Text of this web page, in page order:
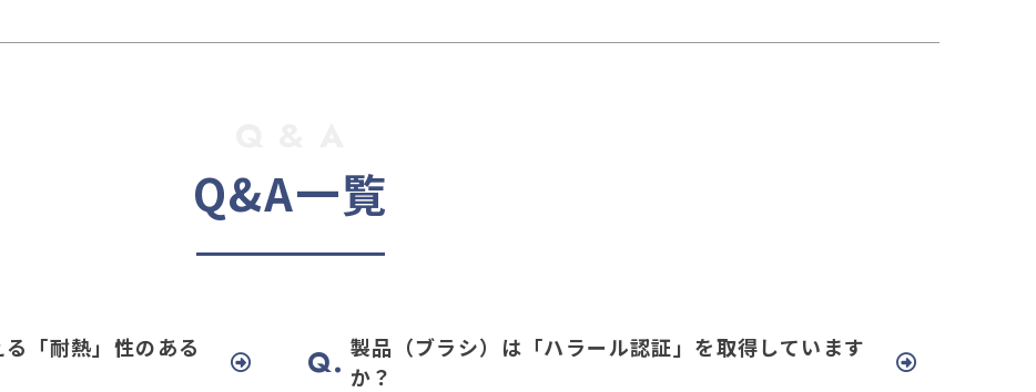
Q&A一覧
「耐熱」性のある
製品（ブラシ）は「ハラール認証」を取得しています
か？